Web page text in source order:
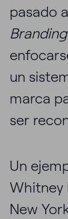
pasado
Branding
un
marca
ser
Un
Whitney
New